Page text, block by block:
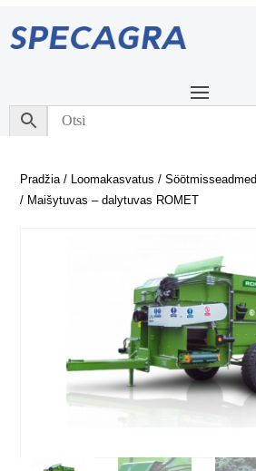
Pradžia/ Loomakasvatus /Söötmisseadmed
/ Maišytuvas – dalytuvas ROMET